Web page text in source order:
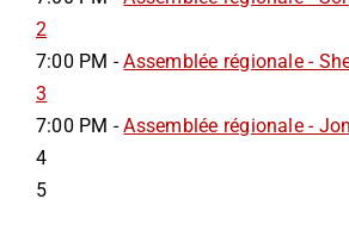
2
7:00 PM -Assemblée régionale -
3
7:00 PM -Assemblée régionale -
4
5